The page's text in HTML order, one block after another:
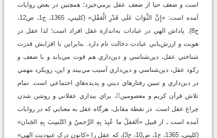
است و ضعف حيا از ضعف عقل برمي‌خيزد؛ همچنين در بعض روايات
آمده است: «إِنَّ الثَّوَابَ عَلَى قَدْرِ الْعَقْلِ» (کليني، 1365، ج‏1، ص12،
ح8). پاداش الهي در عبادات به‌اندازة عقل افراد است؛ لذا عقل در
هويت و ارزش‌يابي عبادت دخالت تام دارد. بنابراين با افزايش قدرت
شناختي عقل، دين‌شناسي و دين‌داري هم قوت مي‌يابد و با ضعف و
رکود عقل، دين‌شناسي و دين‌داري آسيب مي‌بيند و اين، رويکرد مهمي
در دين‌داري و تبيين رفتارهاي ديني و پديده‌هاي اجتماعي است. تمام
تلاش قرآن کريم و معصومين، براي بيداري عقلاني و روشن شدن
چراغ عقل است. در نقطة مقابل، هرگاه عقل به‌ معنايي که در روايات
آمده است ـ از قبيل «اَلعَقلُ‌ ما عُبِدَ بِهِ‌ الرَّحمنُ‌ وَ اکتُسِبَ بِهِ الجَنان»
(کليني، 1365، ج‏1، ص10، ح3)، که عقل را «کانون درک عبوديت الهي»